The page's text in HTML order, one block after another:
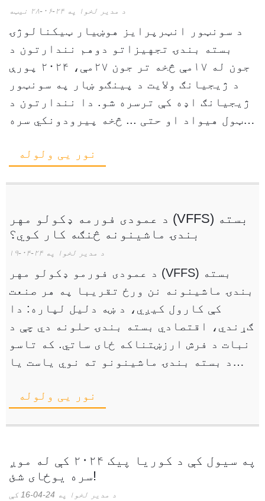
د مدیر لخوا په ۲۴-۰۶-۲۸ نیټه
د سونټور انټرپرایز هوښیار ټیکنالوژۍ
بسته بندۍ تجهیزاتو دوهم نندارتون د
جون له ۱۷مې څخه تر جون ۲۷مې، ۲۰۲۴ پورې
د ژیجیانګ ولایت د پینګو ښار په سونټور
ژیجیانګ اډه کې ترسره شو. دا نندارتون د
ټول هیواد او حتی ... څخه پیرودونکي سره
نور یی ولوله
د عمودی فورمه ډکولو مهر (VFFS) بسته
بندۍ ماشینونه څنګه کار کوي؟
د مدیر لخوا په ۲۴-۰۴-۱۹
د عمودی فورمو ډکولو مهر (VFFS) بسته
بندۍ ماشینونه نن ورځ تقریبا په هر صنعت
کې کارول کیږي، د ښه دلیل لپاره: دا
ګړندي، اقتصادي بسته بندۍ حلونه دي چې د
نبات د فرش ارزښتناکه ځای ساتي. که تاسو
د بسته بندۍ ماشینونو ته نوي یاست یا
نور یی ولوله
په سیول کې د کوریا پیک ۲۰۲۴ کې له موږ
سره یوځای شئ!
د مدیر لخوا په 24-04-16 کې